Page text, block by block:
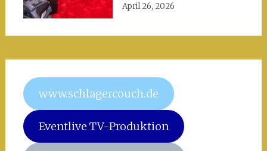
April 26, 2026
www.schlagercouch.de
Eventlive TV-Produktion